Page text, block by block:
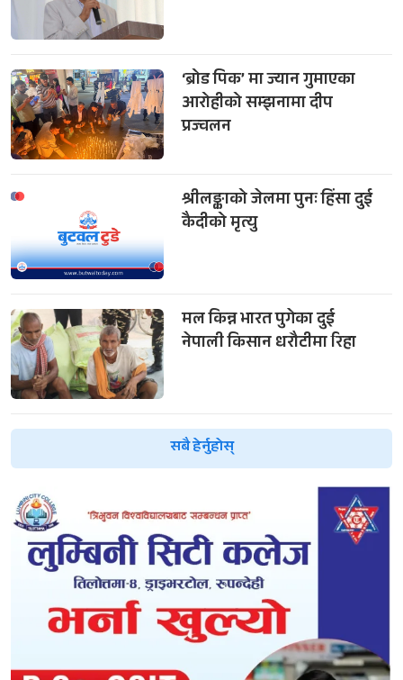
‘ब्रोड पिक’ मा ज्यान गुमाएका
आरोहीको सम्झनामा दीप
प्रज्वलन
श्रीलङ्काको जेलमा पुनः हिंसा दुई
कैदीको मृत्यु
मल किन्न भारत पुगेका दुई
नेपाली किसान धरौटीमा रिहा
सबै हेर्नुहोस्